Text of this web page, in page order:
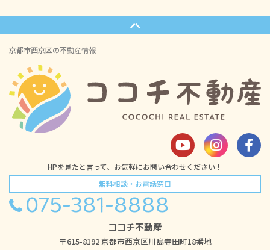
京都市西京区の不動産情報
HPを見たと言って、お気軽にお問い合わせください！
無料相談・お電話窓口
075-381-8888
ココチ不動産
〒615-8192 京都市西京区川島寺田町18番地